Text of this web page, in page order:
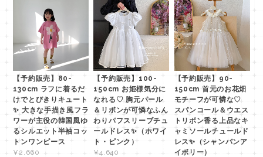
【予約販売】80-
130cm ラフに着るだ
けでとびきりキュート
✨ 大きな手描き風フラ
ワーが主役の韓国風ゆ
るシルエット半袖コッ
トンワンピース
¥2,660
【予約販売】100-
150cm お姫様気分に
なれる♡ 胸元パール
＆リボンが可憐なふん
わりパフスリーブチュ
ールドレス✨（ホワイ
ト・ピンク）
¥4,640
【予約販売】90-
150cm 首元のお花畑
モチーフが可憐な♡
スパンコール＆ウエス
トリボン香る上品なキ
ャミソールチュールド
レス✨（シャンパンア
イボリー）